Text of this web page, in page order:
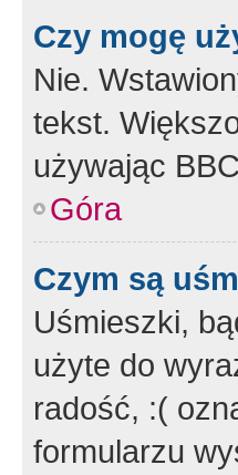
Czy mogę
Nie.
tekst.
używając
Góra
Czym są
Uśmieszki,
użyte do
radość, :(
formularzu